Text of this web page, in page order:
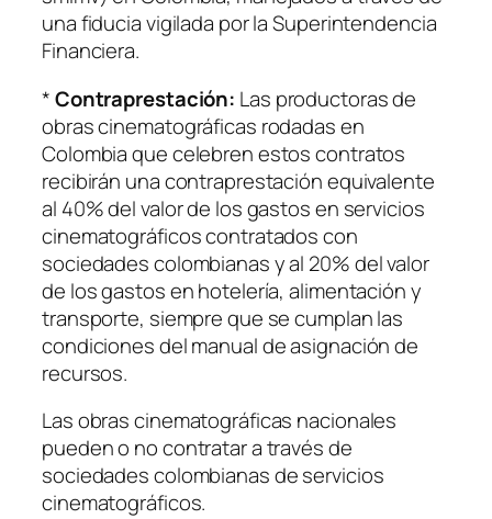
una fiducia vigilada por la Superintendencia
Financiera.
*Contraprestación: Las productoras de
obras cinematográficas rodadas en
Colombia que celebren estos contratos
recibirán una contraprestación equivalente
al 40% del valor de los gastos en servicios
cinematográficos contratados con
sociedades colombianas y al 20% del valor
de los gastos en hotelería, alimentación y
transporte, siempre que se cumplan las
condiciones del manual de asignación de
recursos.
Las obras cinematográficas nacionales
pueden o no contratar a través de
sociedades colombianas de servicios
cinematográficos.